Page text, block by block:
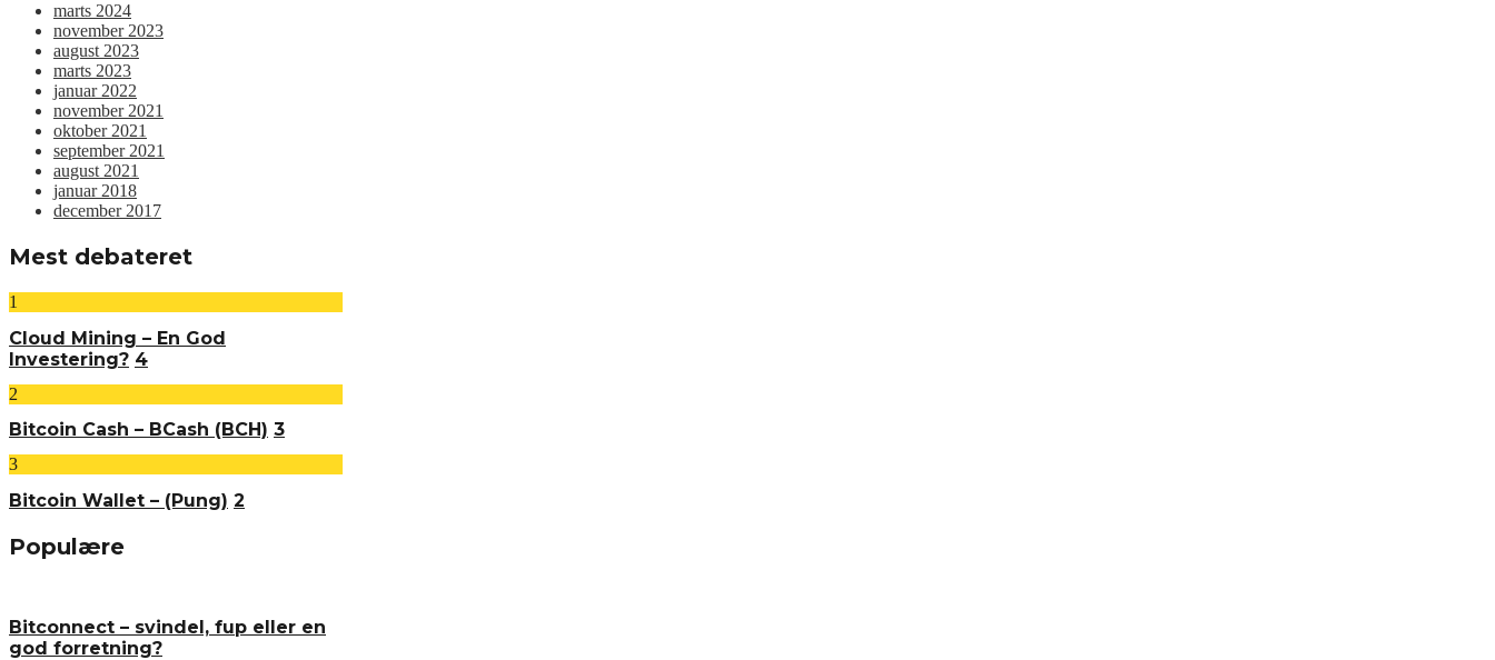
marts 2024
november 2023
august 2023
marts 2023
januar 2022
november 2021
oktober 2021
september 2021
august 2021
januar 2018
december 2017
Mest debateret
1
Cloud Mining – En God
Investering? 4
2
Bitcoin Cash – BCash (BCH) 3
3
Bitcoin Wallet – (Pung) 2
Populære
Bitconnect – svindel, fup eller en
god forretning?